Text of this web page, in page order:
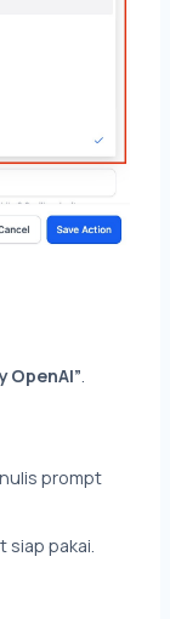
OpenAI”
prompt
pakai.